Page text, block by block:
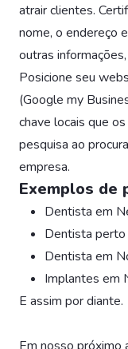
atrair clientes.
nome, o endereço
outras
Posicione seu
(Google my
chave locais que
pesquisa ao
empresa.
Exemplos de
Dentista em
Dentista perto
Dentista em
Implantes em
E assim por diante.
Em nosso próximo